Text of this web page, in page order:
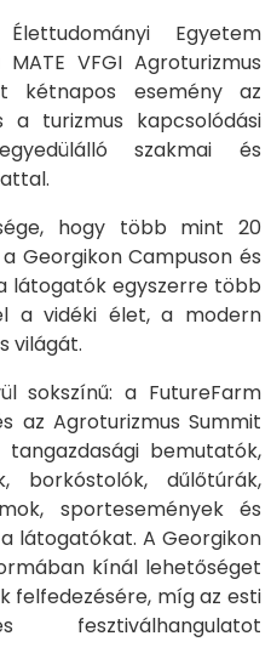
Egyetem
VFGI Agroturizmus
kétnapos esemény az
a turizmus kapcsolódási
szakmai és
hogy több mint 20
Georgikon Campuson és
látogatók egyszerre több
a vidéki élet, a modern
világát.
sokszínű: a FutureFarm
az Agroturizmus Summit
bemutatók,
dűlőtúrák,
sportesemények és
látogatókat. A Georgikon
kínál lehetőséget
felfedezésére, míg az esti
fesztiválhangulatot